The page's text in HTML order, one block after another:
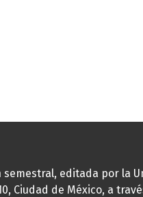
semestral, editada por la
Ciudad de México, a